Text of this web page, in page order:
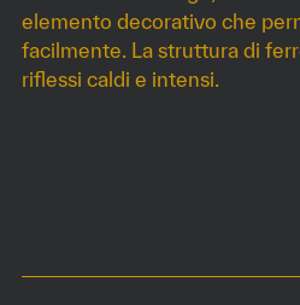
elemento decorativo che
facilmente. La struttura di
riflessi caldi e intensi.